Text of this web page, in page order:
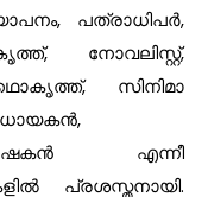
പത്രാധിപര്‍,
നോവലിസ്റ്റ്,
സിനിമാ
എന്നീ
പ്രശസ്തനായി.